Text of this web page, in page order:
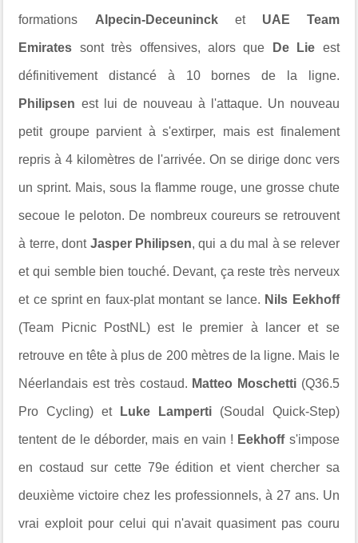
formations Alpecin-Deceunincket UAE Team
Emirates sont très offensives, alors que De Lie est
définitivement distancé à 10 bornes de la ligne.
Philipsen est lui de nouveau à l'attaque. Un nouveau
petit groupe parvient à s'extirper, mais est finalement
repris à 4 kilomètres de l'arrivée. On se dirige donc vers
un sprint. Mais, sous la flamme rouge, une grosse chute
secoue le peloton. De nombreux coureurs se retrouvent
à terre, dont Jasper Philipsen, qui a du mal à se relever
et qui semble bien touché. Devant, ça reste très nerveux
et ce sprint en faux-plat montant se lance. Nils Eekhoff
(Team Picnic PostNL) est le premier à lancer et se
retrouve en tête à plus de 200 mètres de la ligne. Mais le
Néerlandais est très costaud. Matteo Moschetti(Q36.5
Pro Cycling) etLuke Lamperti(Soudal Quick-Step)
tentent de le déborder, mais en vain ! Eekhoff s'impose
en costaud sur cette 79e édition et vient chercher sa
deuxième victoire chez les professionnels, à 27 ans. Un
vrai exploit pour celui qui n'avait quasiment pas couru